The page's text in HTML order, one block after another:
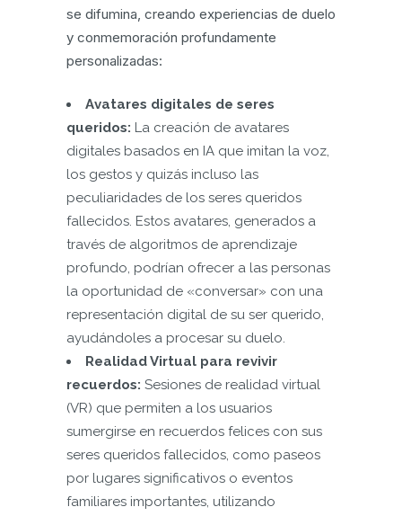
se difumina, creando experiencias de duelo
y conmemoración profundamente
personalizadas:
Avatares digitales de seres
queridos: La creación de avatares
digitales basados en IA que imitan la voz,
los gestos y quizás incluso las
peculiaridades de los seres queridos
fallecidos. Estos avatares, generados a
través de algoritmos de aprendizaje
profundo, podrían ofrecer a las personas
la oportunidad de «conversar» con una
representación digital de su ser querido,
ayudándoles a procesar su duelo.
Realidad Virtual para revivir
recuerdos: Sesiones de realidad virtual
(VR) que permiten a los usuarios
sumergirse en recuerdos felices con sus
seres queridos fallecidos, como paseos
por lugares significativos o eventos
familiares importantes, utilizando